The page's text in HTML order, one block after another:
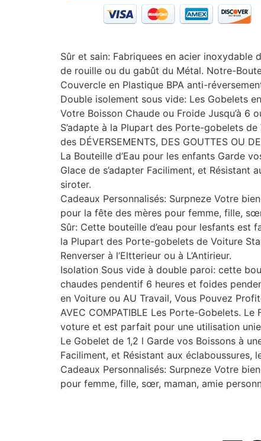
Sûr et sain: Fabriquees en acier
de rouille ou du gabût du Métal. Notre-
Couvercle en Plastique BPA anti-
Double isolement sous vide: Les Gobelets
Votre Boisson Chaude ou Froide Jusqu’à 6
S’adapte à la Plupart des Porte-gobelets
des DÉVERSEMENTS, DES GOUTTES OU
La Bouteille d’Eau pour les enfants Garde
Glace de s’adapter Faciliment, et
siroter.
Cadeaux Personnalisés: Surpneze Votre
pour la fête des mères pour femme, fille,
Sûr: Cette bouteille d’eau pour lesfants est
la Plupart des Porte-gobelets de Voiture
Renverser à l’Eltterieur ou à L’Antirieur.
Isolation Sous vide à double paroi: cette
chaudes pendentif 6 heures et foides
en Voiture ou AU Travail, Vous Pouvez
AVEC COMPATIBLE Les Porte-Gobelets.
voture et est parfait pour une utilisation
Le Gobelet de 1,2 l Garde vos Boissons à
Faciliment, et Résistant aux
Cadeaux Personnalisés: Surpneze Votre
pour femme, fille, sœr, maman, amie